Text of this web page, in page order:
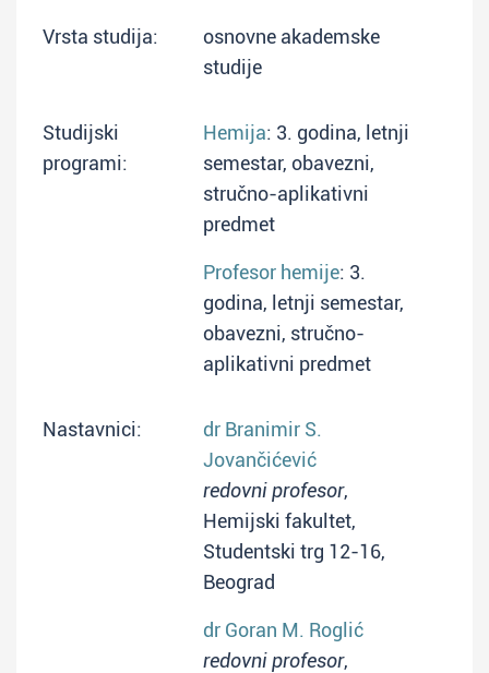
Vrsta studija:
osnovne akademske
studije
Studijski
programi:
Hemija: 3. godina, letnji
semestar, obavezni,
stručno-aplikativni
predmet
Profesor hemije: 3.
godina, letnji semestar,
obavezni, stručno-
aplikativni predmet
Nastavnici:
dr Branimir S.
Jovančićević
redovni profesor,
Hemijski fakultet,
Studentski trg 12-16,
Beograd
dr Goran M. Roglić
redovni profesor,